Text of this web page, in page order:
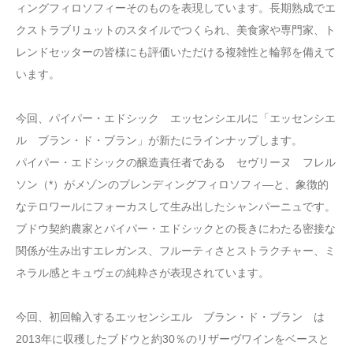
ィングフィロソフィーそのものを表現しています。長期熟成でエ
クストラブリュットのスタイルでつくられ、美食家や専門家、ト
レンドセッターの皆様にも評価いただける複雑性と輪郭を備えて
います。
今回、パイパー・エドシック エッセンシエルに「エッセンシエ
ル ブラン・ド・ブラン」が新たにラインナップします。
パイパー・エドシックの醸造責任者である セヴリーヌ フレル
ソン（*）がメゾンのブレンディングフィロソフィ―と、象徴的
なテロワールにフォーカスして生み出したシャンパーニュです。
ブドウ契約農家とパイパー・エドシックとの長きにわたる密接な
関係が生み出すエレガンス、フルーティさとストラクチャー、ミ
ネラル感とキュヴェの純粋さが表現されています。
今回、初回輸入するエッセンシエル ブラン・ド・ブラン は
2013年に収穫したブドウと約30％のリザーヴワインをベースと